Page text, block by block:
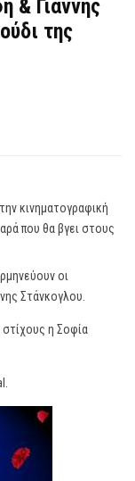
& Γιάννης
της
κινηματογραφική
που θα βγει στους
οι
Στάνκογλου.
η Σοφία